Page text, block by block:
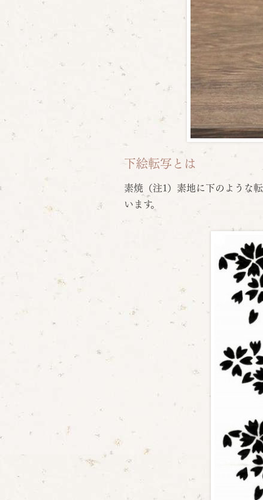
下絵転写とは
素焼（注1）素地に下のような
います。